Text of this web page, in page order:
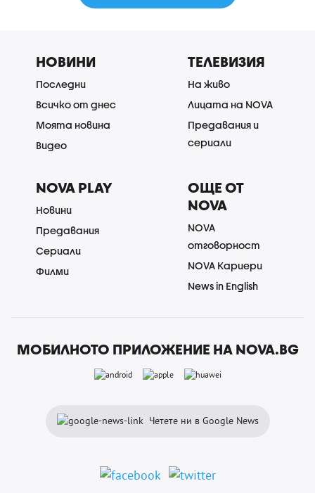
НОВИНИ
Последни
Всичко от днес
Моята новина
Видео
ТЕЛЕВИЗИЯ
На живо
Лицата на NOVA
Предавания и
сериали
NOVA PLAY
Новини
Предавания
Сериали
Филми
ОЩЕ ОТ
NOVA
NOVA
отговорност
NOVA Кариери
News in English
МОБИЛНОТО ПРИЛОЖЕНИЕ НА NOVA.BG
Четете ни в Google News